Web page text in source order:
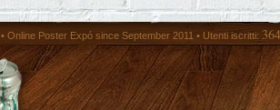
• Online Poster Expó since September 2011 • Utenti iscritti: 364